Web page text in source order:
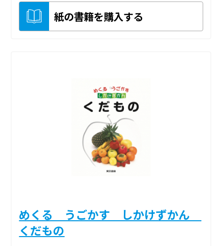
紙の書籍を購入する
めくる うごかす しかけずかん
くだもの